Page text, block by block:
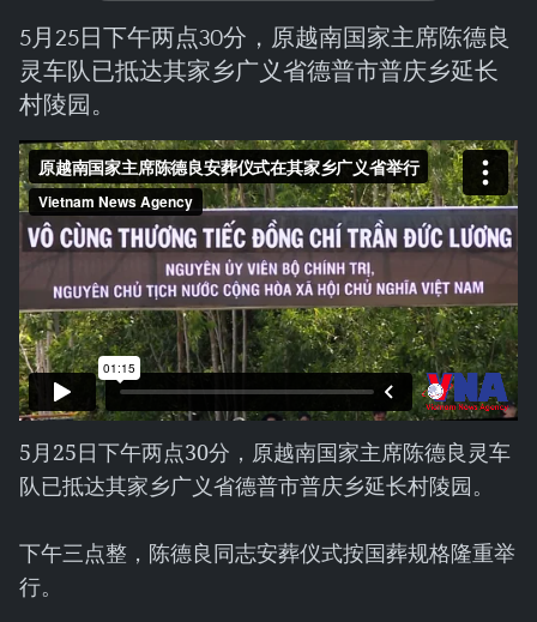
5月25日下午两点30分，原越南国家主席陈德良
灵车队已抵达其家乡广义省德普市普庆乡延长
村陵园。
5月25日下午两点30分，原越南国家主席陈德良灵车
队已抵达其家乡广义省德普市普庆乡延长村陵园。
下午三点整，陈德良同志安葬仪式按国葬规格隆重举
行。